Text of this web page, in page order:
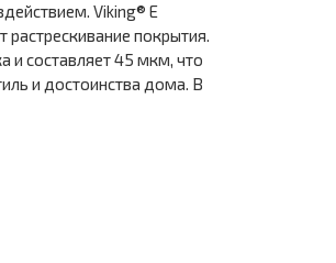
Viking® E
покрытия.
и составляет 45 мкм, что
и достоинства дома. В